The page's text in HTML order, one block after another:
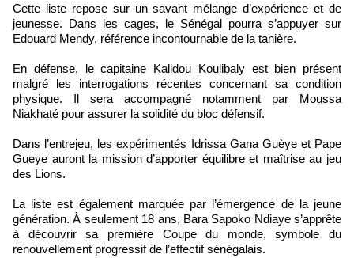
Cette liste repose sur un savant mélange d’expérience et de
jeunesse. Dans les cages, le Sénégal pourra s’appuyer sur
Edouard Mendy, référence incontournable de la tanière.
En défense, le capitaine Kalidou Koulibaly est bien présent
malgré les interrogations récentes concernant sa condition
physique. Il sera accompagné notamment par Moussa
Niakhaté pour assurer la solidité du bloc défensif.
Dans l’entrejeu, les expérimentés Idrissa Gana Guèye et Pape
Gueye auront la mission d’apporter équilibre et maîtrise au jeu
des Lions.
La liste est également marquée par l’émergence de la jeune
génération. À seulement 18 ans, Bara Sapoko Ndiaye s’apprête
à découvrir sa première Coupe du monde, symbole du
renouvellement progressif de l’effectif sénégalais.